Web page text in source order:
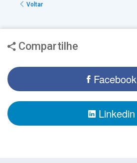
Voltar
Compartilhe
Facebook
Linkedin